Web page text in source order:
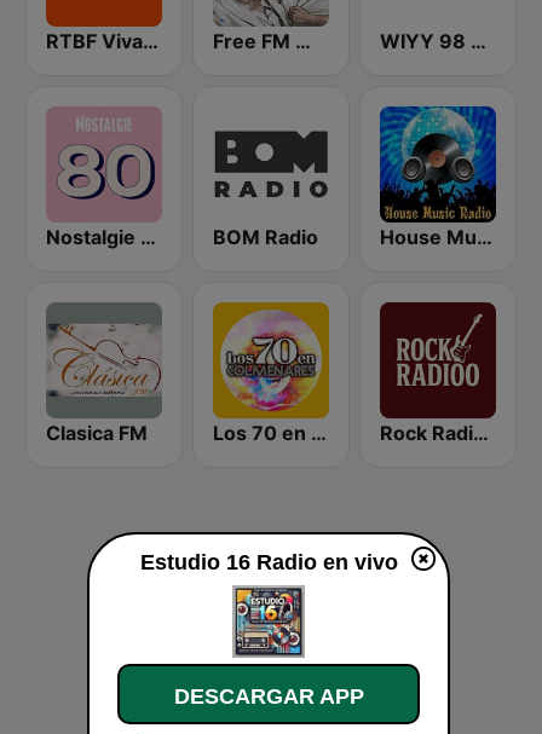
RTBF VivaCité Bruxelles Free FM World WIYY 98 Rock 97.9 FM
Nostalgie 80 BOM Radio House Music Radio
Clasica FM Los 70 en Colmenares Rock Radioo
Estudio 16 Radio en vivo
DESCARGAR APP